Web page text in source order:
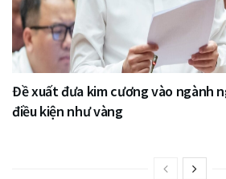
Đề xuất đưa kim cương vào ngành
điều kiện như vàng